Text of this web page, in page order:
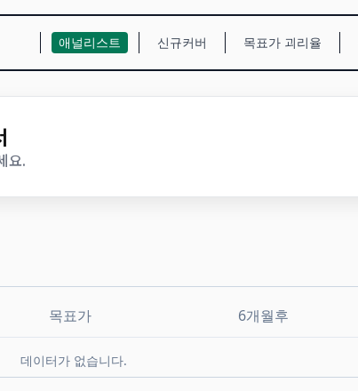
애널리스트 신규커버 목표가 괴리율
요.
데이터가 없습니다.
목표가 6개월후